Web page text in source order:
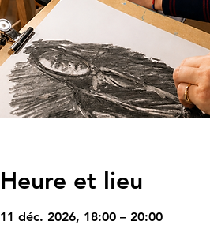
Heure et lieu
11 déc. 2026, 18:00 – 20:00